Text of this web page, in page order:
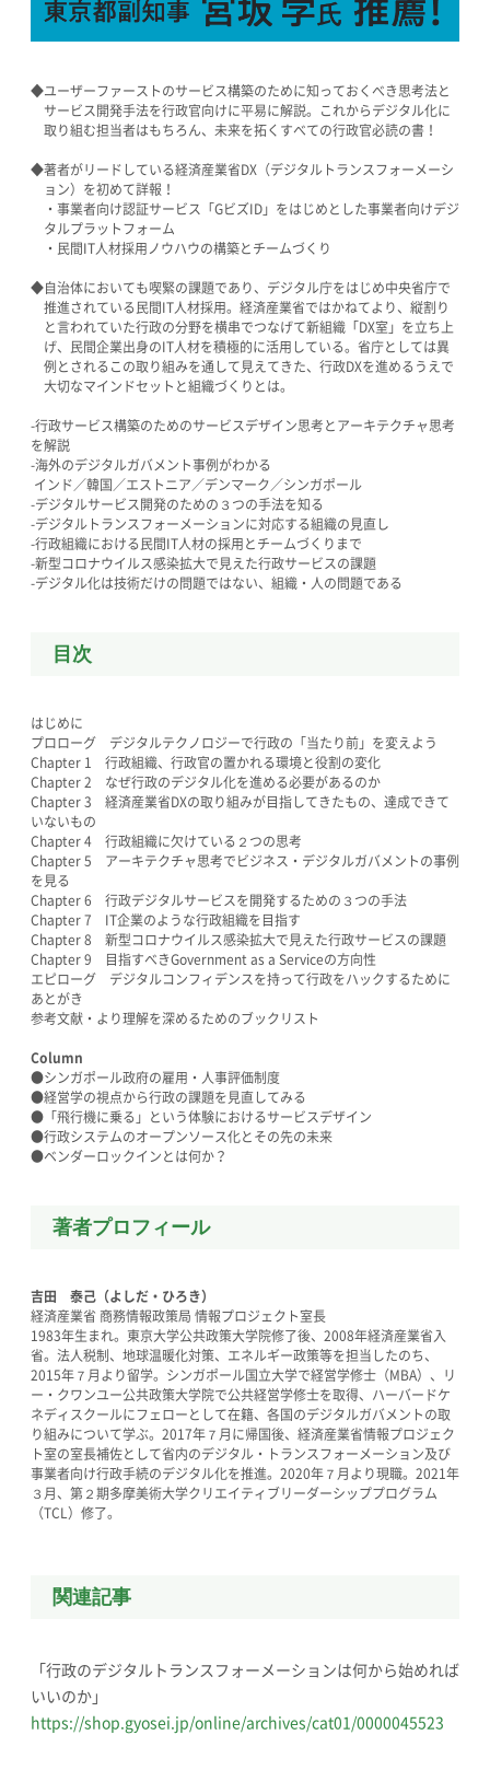
◆ユーザーファーストのサービス構築のために知っておくべき思考法と
サービス開発手法を行政官向けに平易に解説。これからデジタル化に
取り組む担当者はもちろん、未来を拓くすべての行政官必読の書！
◆著者がリードしている経済産業省DX（デジタルトランスフォーメーシ
ョン）を初めて詳報！
・事業者向け認証サービス「GビズID」をはじめとした事業者向けデジ
タルプラットフォーム
・民間IT人材採用ノウハウの構築とチームづくり
◆自治体においても喫緊の課題であり、デジタル庁をはじめ中央省庁で
推進されている民間IT人材採用。経済産業省ではかねてより、縦割り
と言われていた行政の分野を横串でつなげて新組織「DX室」を立ち上
げ、民間企業出身のIT人材を積極的に活用している。省庁としては異
例とされるこの取り組みを通して見えてきた、行政DXを進めるうえで
大切なマインドセットと組織づくりとは。
-行政サービス構築のためのサービスデザイン思考とアーキテクチャ思考
を解説
-海外のデジタルガバメント事例がわかる
インド／韓国／エストニア／デンマーク／シンガポール
-デジタルサービス開発のための３つの手法を知る
-デジタルトランスフォーメーションに対応する組織の見直し
-行政組織における民間IT人材の採用とチームづくりまで
-新型コロナウイルス感染拡大で見えた行政サービスの課題
-デジタル化は技術だけの問題ではない、組織・人の問題である
目次
はじめに
プロローグ デジタルテクノロジーで行政の「当たり前」を変えよう
Chapter 1 行政組織、行政官の置かれる環境と役割の変化
Chapter 2 なぜ行政のデジタル化を進める必要があるのか
Chapter 3 経済産業省DXの取り組みが目指してきたもの、達成できて
いないもの
Chapter 4 行政組織に欠けている２つの思考
Chapter 5 アーキテクチャ思考でビジネス・デジタルガバメントの事例
を見る
Chapter 6 行政デジタルサービスを開発するための３つの手法
Chapter 7 IT企業のような行政組織を目指す
Chapter 8 新型コロナウイルス感染拡大で見えた行政サービスの課題
Chapter 9 目指すべきGovernment as a Serviceの方向性
エピローグ デジタルコンフィデンスを持って行政をハックするために
あとがき
参考文献・より理解を深めるためのブックリスト
Column
●シンガポール政府の雇用・人事評価制度
●経営学の視点から行政の課題を見直してみる
●「飛行機に乗る」という体験におけるサービスデザイン
●行政システムのオープンソース化とその先の未来
●ベンダーロックインとは何か？
著者プロフィール
吉田 泰己（よしだ・ひろき）
経済産業省 商務情報政策局 情報プロジェクト室長
1983年生まれ。東京大学公共政策大学院修了後、2008年経済産業省入
省。法人税制、地球温暖化対策、エネルギー政策等を担当したのち、
2015年７月より留学。シンガポール国立大学で経営学修士（MBA）、リ
ー・クワンユー公共政策大学院で公共経営学修士を取得、ハーバードケ
ネディスクールにフェローとして在籍、各国のデジタルガバメントの取
り組みについて学ぶ。2017年７月に帰国後、経済産業省情報プロジェク
ト室の室長補佐として省内のデジタル・トランスフォーメーション及び
事業者向け行政手続のデジタル化を推進。2020年７月より現職。2021年
３月、第２期多摩美術大学クリエイティブリーダーシッププログラム
（TCL）修了。
関連記事
「行政のデジタルトランスフォーメーションは何から始めれば
いいのか」
https://shop.gyosei.jp/online/archives/cat01/0000045523